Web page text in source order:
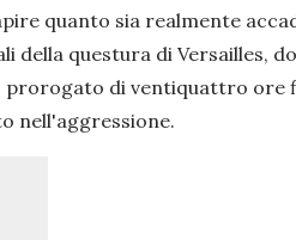
quanto sia realmente
della questura di Versailles,
prorogato di ventiquattro ore
nell'aggressione.